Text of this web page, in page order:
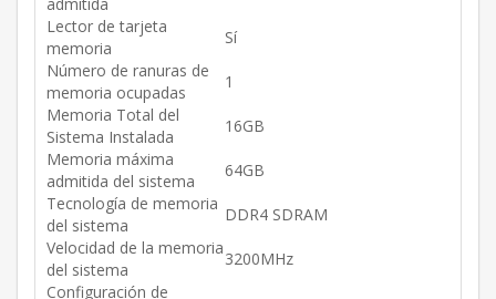
Lector de tarjeta
memoria
Sí
Número de ranuras de
memoria ocupadas
1
Memoria Total del
Sistema Instalada
16GB
Memoria máxima
admitida del sistema
64GB
Tecnología de memoria
del sistema
DDR4 SDRAM
Velocidad de la memoria
del sistema
3200MHz
Configuración de